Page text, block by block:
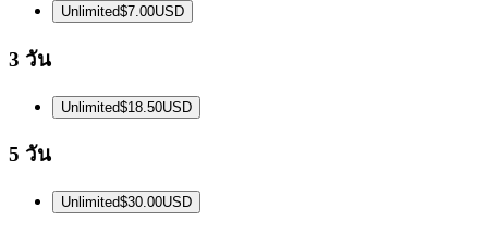
Unlimited$7.00USD
3 วัน
Unlimited$18.50USD
5 วัน
Unlimited$30.00USD